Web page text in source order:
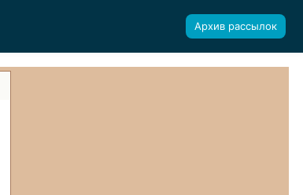
Архив рассылок